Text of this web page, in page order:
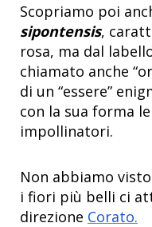
Scopriamo poi
sipontensis,
rosa, ma dal
chiamato anche
di un “essere”
con la sua forma
impollinatori.
Non abbiamo
i fiori più belli ci
direzione Corato.